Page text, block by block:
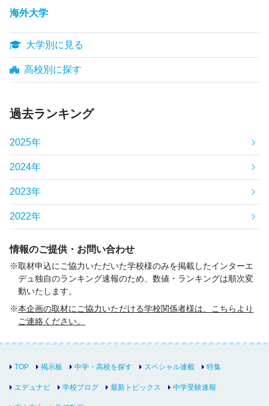
海外大学
大学別に見る
高校別に探す
過去ランキング
2025年
2024年
2023年
2022年
情報のご提供・お問い合わせ
取材申込にご協力いただいた学校様のみを掲載したインターエ
デュ独自のランキング速報のため、数値・ランキングは順次変
動いたします。
本企画の取材にご協力いただける学校関係者様は、こちらより
ご連絡ください。
TOP 掲示板 中学・高校を探す スペシャル連載 特集
エデュナビ 学校ブログ 最新トピックス 中学受験速報